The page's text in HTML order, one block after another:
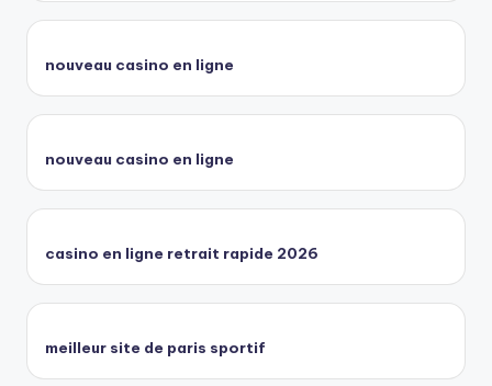
nouveau casino en ligne
nouveau casino en ligne
casino en ligne retrait rapide 2026
meilleur site de paris sportif